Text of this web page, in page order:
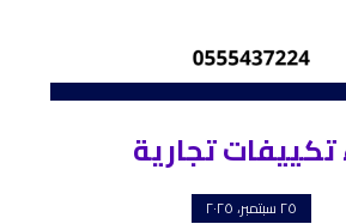
تجارية
٢٥ سبتمبر، ٢٠٢٥